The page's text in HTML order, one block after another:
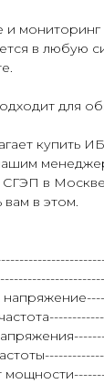
в любую
для
купить
СГЭП в
в этом.